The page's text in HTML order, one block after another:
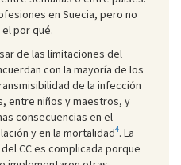
en Suecia, pero no
por qué.
de las limitaciones del
con la mayoría de los
de la infección
entre niños y maestros, y
consecuencias en el
y en la mortalidad4. La
CC es complicada porque